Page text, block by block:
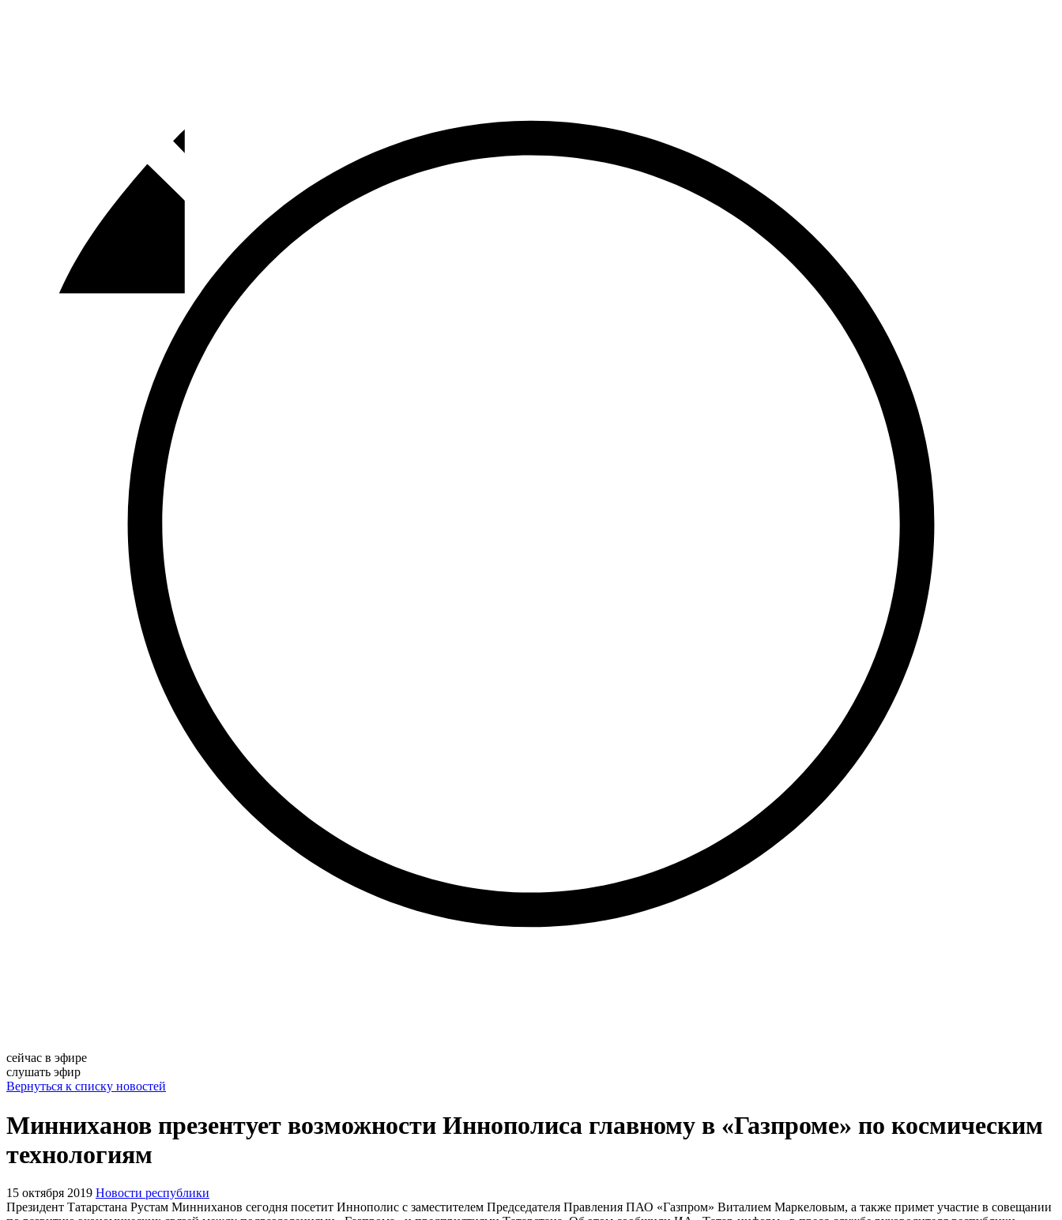
сейчас в эфире
слушать эфир
Вернуться к списку новостей
Минниханов презентует возможности Иннополиса главному в «Газпроме» по космическим
технологиям
15 октября 2019 Новости республики
Президент Татарстана Рустам Минниханов сегодня посетит Иннополис с заместителем Председателя Правления ПАО «Газпром» Виталием Маркеловым, а также примет участие в совещании